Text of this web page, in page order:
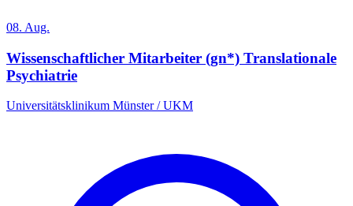
08. Aug.
Wissenschaftlicher Mitarbeiter (gn*) Translationale
Psychiatrie
Universitätsklinikum Münster / UKM